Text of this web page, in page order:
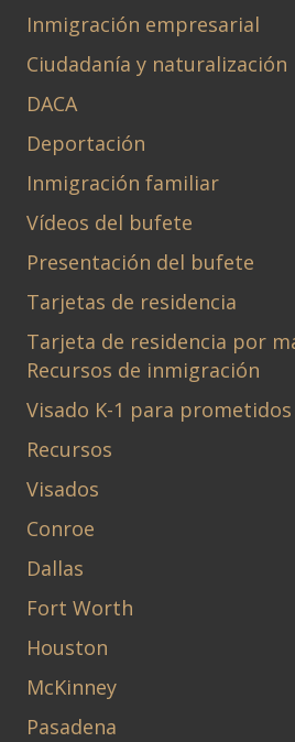
Inmigración empresarial
Ciudadanía y naturalización
DACA
Deportación
Inmigración familiar
Vídeos del bufete
Presentación del bufete
Tarjetas de residencia
Tarjeta de residencia por
Recursos de inmigración
Visado K-1 para prometidos
Recursos
Visados
Conroe
Dallas
Fort Worth
Houston
McKinney
Pasadena